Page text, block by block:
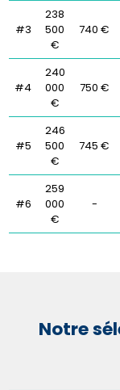
#3
238
500
€
740 €
#4
240
000
€
750 €
#5
246
500
€
745 €
#6
259
000
€
-
Notre